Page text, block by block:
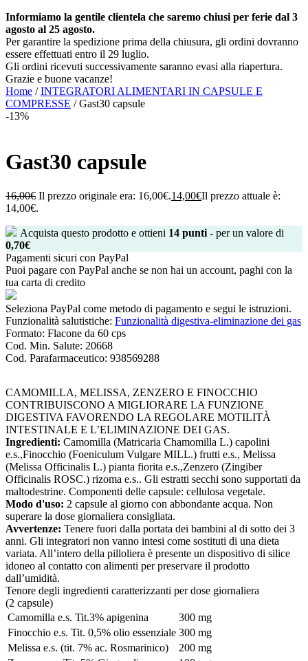
Informiamo la gentile clientela che saremo chiusi per ferie dal 3
agosto al 25 agosto.
Per garantire la spedizione prima della chiusura, gli ordini dovranno
essere effettuati entro il 29 luglio.
Gli ordini ricevuti successivamente saranno evasi alla riapertura.
Grazie e buone vacanze!
Home /INTEGRATORI ALIMENTARI IN CAPSULE E
COMPRESSE / Gast30 capsule
-13%
Gast30 capsule
16,00€ Il prezzo originale era: 16,00€.14,00€Il prezzo attuale è:
14,00€.
Acquista questo prodotto e ottieni 14 punti - per un valore di
0,70€
Pagamenti sicuri con PayPal
Puoi pagare con PayPal anche se non hai un account, paghi con la
tua carta di credito
Seleziona PayPal come metodo di pagamento e segui le istruzioni.
Funzionalità salutistiche: Funzionalità digestiva-eliminazione dei gas
Formato: Flacone da 60 cps
Cod. Min. Salute: 20668
Cod. Parafarmaceutico: 938569288
CAMOMILLA, MELISSA, ZENZERO E FINOCCHIO
CONTRIBUISCONO A MIGLIORARE LA FUNZIONE
DIGESTIVA FAVORENDO LA REGOLARE MOTILITÀ
INTESTINALE E L’ELIMINAZIONE DEI GAS.
Ingredienti: Camomilla (Matricaria Chamomilla L.) capolini
e.s.,Finocchio (Foeniculum Vulgare MILL.) frutti e.s., Melissa
(Melissa Officinalis L.) pianta fiorita e.s.,Zenzero (Zingiber
Officinalis ROSC.) rizoma e.s.. Gli estratti secchi sono supportati da
maltodestrine. Componenti delle capsule: cellulosa vegetale.
Modo d'uso: 2 capsule al giorno con abbondante acqua. Non
superare la dose giornaliera consigliata.
Avvertenze: Tenere fuori dalla portata dei bambini al di sotto dei 3
anni. Gli integratori non vanno intesi come sostituti di una dieta
variata. All’intero della pilloliera è presente un dispositivo di silice
idoneo al contatto con alimenti per preservare il prodotto
dall’umidità.
Tenore degli ingredienti caratterizzanti per dose giornaliera
(2 capsule)
Camomilla e.s. Tit.3% apigenina
300 mg
Finocchio e.s. Tit. 0,5% olio essenziale 300 mg
Melissa e.s. (tit. 7% ac. Rosmarinico)
200 mg